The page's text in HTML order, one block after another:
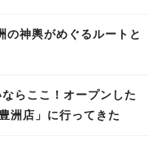
の神輿がめぐるルートと
らここ！オープンした
洲店」に行ってきた